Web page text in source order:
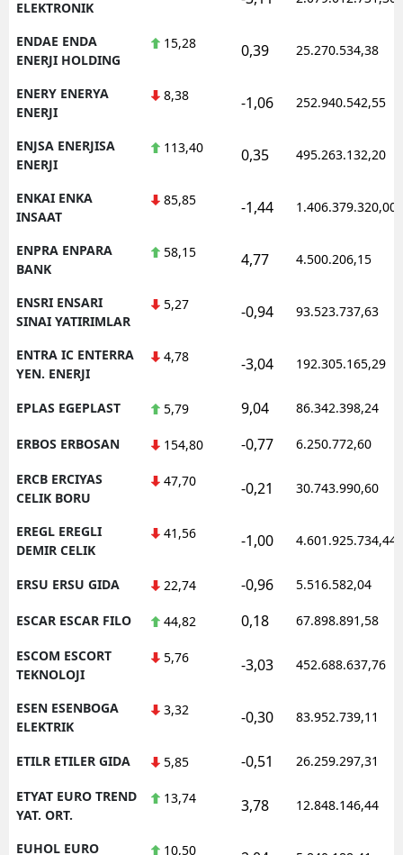
ELEKTRONIK
ENDAE ENDA
ENERJI HOLDING
15,28 0,39 25.270.534,38
ENERY ENERYA
ENERJI
8,38 -1,06 252.940.542,55
ENJSA ENERJISA
ENERJI
113,40 0,35 495.263.132,20
ENKAI ENKA
INSAAT
85,85 -1,44 1.406.379.320,00
ENPRA ENPARA
BANK
58,15 4,77 4.500.206,15
ENSRI ENSARI
SINAI YATIRIMLAR
5,27 -0,94 93.523.737,63
ENTRA IC ENTERRA
YEN. ENERJI
4,78 -3,04 192.305.165,29
EPLAS EGEPLAST 5,79 9,04 86.342.398,24
ERBOS ERBOSAN 154,80 -0,77 6.250.772,60
ERCB ERCIYAS
CELIK BORU
47,70 -0,21 30.743.990,60
EREGL EREGLI
DEMIR CELIK
41,56 -1,00 4.601.925.734,44
ERSU ERSU GIDA 22,74 -0,96 5.516.582,04
ESCAR ESCAR FILO 44,82 0,18 67.898.891,58
ESCOM ESCORT
TEKNOLOJI
5,76 -3,03 452.688.637,76
ESEN ESENBOGA
ELEKTRIK
3,32 -0,30 83.952.739,11
ETILR ETILER GIDA 5,85 -0,51 26.259.297,31
ETYAT EURO TREND
YAT. ORT.
13,74 3,78 12.848.146,44
EUHOL EURO
10,50